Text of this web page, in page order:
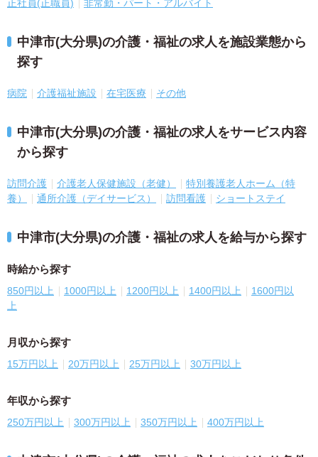
正社員(正職員) 非常勤・パート・アルバイト
中津市(大分県)の介護・福祉の求人を施設業態から
探す
病院 介護福祉施設 在宅医療 その他
中津市(大分県)の介護・福祉の求人をサービス内容
から探す
訪問介護 介護老人保健施設（老健）
特別養護老人ホーム（特
養）
通所介護（デイサービス） 訪問看護 ショートステイ
中津市(大分県)の介護・福祉の求人を給与から探す
時給から探す
850円以上 1000円以上 1200円以上 1400円以上
1600円以
上
月収から探す
15万円以上 20万円以上 25万円以上 30万円以上
年収から探す
250万円以上 300万円以上 350万円以上 400万円以上